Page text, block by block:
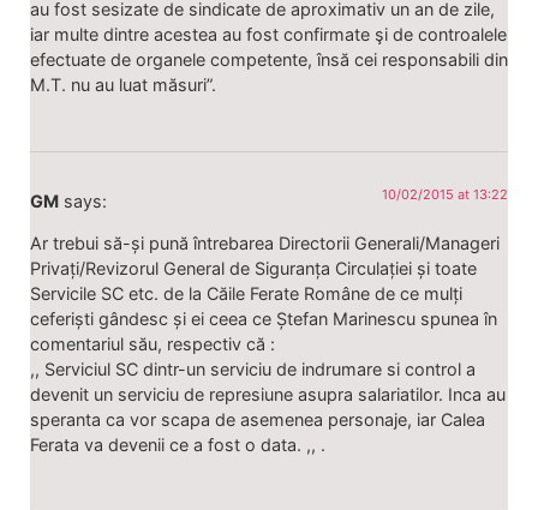
au fost sesizate de sindicate de aproximativ un an de zile,
iar multe dintre acestea au fost confirmate şi de controalele
efectuate de organele competente, însă cei responsabili din
M.T. nu au luat măsuri”.
GM says: 10/02/2015 at 13:22
Ar trebui să-și pună întrebarea Directorii Generali/Manageri
Privați/Revizorul General de Siguranța Circulației și toate
Servicile SC etc. de la Căile Ferate Române de ce mulți
ceferiști gândesc și ei ceea ce Ștefan Marinescu spunea în
comentariul său, respectiv că :
,, Serviciul SC dintr-un serviciu de indrumare si control a
devenit un serviciu de represiune asupra salariatilor. Inca au
speranta ca vor scapa de asemenea personaje, iar Calea
Ferata va devenii ce a fost o data. ,, .